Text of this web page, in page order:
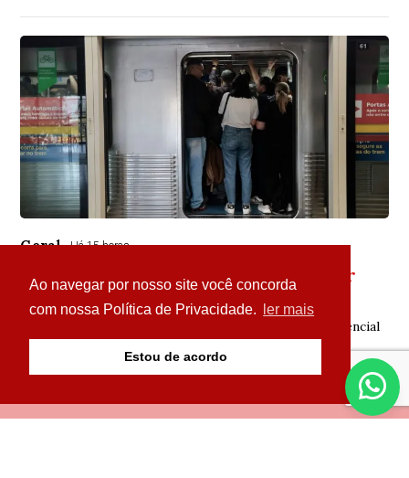
Ao navegar por nosso site você concorda
com nossa Política de Privacidade.
ler mais
Estou de acordo
Geral Há 15 horas
Usuários de trens mudam rotina por
causa de greve da CPTM
Algumas empresas dispensaram funcionários do presencial